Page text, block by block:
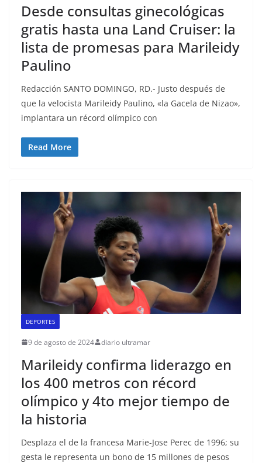
Desde consultas ginecológicas
gratis hasta una Land Cruiser: la
lista de promesas para Marileidy
Paulino
Redacción SANTO DOMINGO, RD.- Justo después de
que la velocista Marileidy Paulino, «la Gacela de Nizao»,
implantara un récord olímpico con
Read More
DEPORTES
9 de agosto de 2024 diario ultramar
Marileidy confirma liderazgo en
los 400 metros con récord
olímpico y 4to mejor tiempo de
la historia
Desplaza el de la francesa Marie-Jose Perec de 1996; su
gesta le representa un bono de 15 millones de pesos